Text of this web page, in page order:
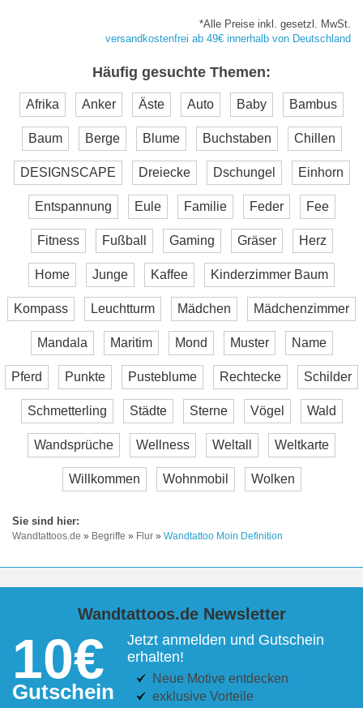
*Alle Preise inkl. gesetzl. MwSt.
versandkostenfrei ab 49€ innerhalb von Deutschland
Häufig gesuchte Themen:
Afrika Anker Äste Auto Baby Bambus
Baum Berge Blume Buchstaben Chillen
DESIGNSCAPE Dreiecke Dschungel Einhorn
Entspannung Eule Familie Feder Fee
Fitness Fußball Gaming Gräser Herz
Home Junge Kaffee Kinderzimmer Baum
Kompass Leuchtturm Mädchen Mädchenzimmer
Mandala Maritim Mond Muster Name
Pferd Punkte Pusteblume Rechtecke Schilder
Schmetterling Städte Sterne Vögel Wald
Wandsprüche Wellness Weltall Weltkarte
Willkommen Wohnmobil Wolken
Wandtattoos.de » Begriffe » Flur » Wandtattoo Moin Definition
Wandtattoos.de Newsletter
10€
Gutschein
Jetzt anmelden und Gutschein
erhalten!
Neue Motive entdecken
exklusive Vorteile